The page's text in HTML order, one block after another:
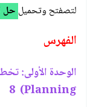
لتصفتح وتحميل حل
الفهرس
Planning) 8